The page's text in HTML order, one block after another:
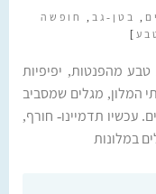
, בטן-גב , חופשה
]
מהפנטות, יפיפיות
המלון, מגלים שמסביב
עכשיו תדמיינו- חורף,
במלונות